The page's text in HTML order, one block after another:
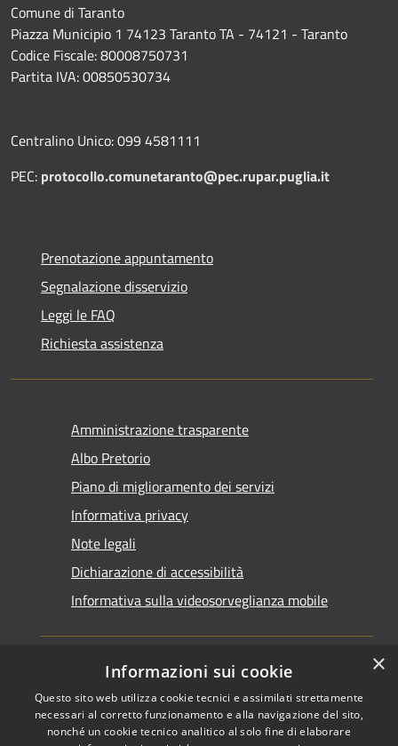
Comune di Taranto
Piazza Municipio 1 74123 Taranto TA - 74121 - Taranto
Codice Fiscale: 80008750731
Partita IVA: 00850530734
Centralino Unico: 099 4581111
PEC: protocollo.comunetaranto@pec.rupar.puglia.it
Prenotazione appuntamento
Segnalazione disservizio
Leggi le FAQ
Richiesta assistenza
Amministrazione trasparente
Albo Pretorio
Piano di miglioramento dei servizi
Informativa privacy
Note legali
Dichiarazione di accessibilità
Informativa sulla videosorveglianza mobile
RSS
Accessibilità
Copyright © 2026 • Comune di
Taranto • Powered by
×
Informazioni sui cookie
Questo sito web utilizza cookie tecnici e assimilati strettamente
necessari al corretto funzionamento e alla navigazione del sito,
nonché un cookie tecnico analitico al solo fine di elaborare